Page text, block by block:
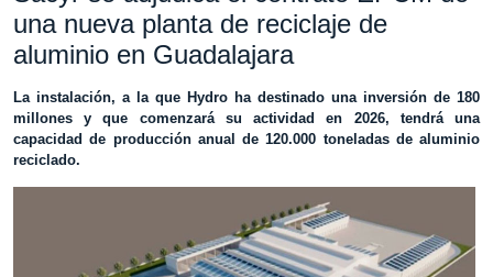
una nueva planta de reciclaje de
aluminio en Guadalajara
La instalación, a la que Hydro ha destinado una inversión de 180
millones y que comenzará su actividad en 2026, tendrá una
capacidad de producción anual de 120.000 toneladas de aluminio
reciclado.